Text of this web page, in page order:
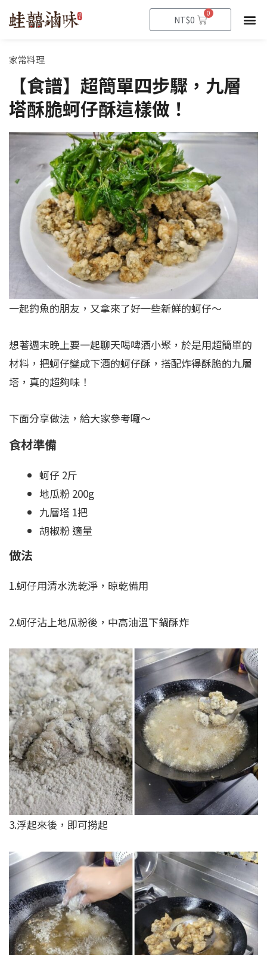
NT$0
0
購
物
籃
家常料理
【食譜】超簡單四步驟，九層
塔酥脆蚵仔酥這樣做！
一起釣魚的朋友，又拿來了好一些新鮮的蚵仔～
想著週末晚上要一起聊天喝啤酒小聚，於是用超簡單的
材料，把蚵仔變成下酒的蚵仔酥，搭配炸得酥脆的九層
塔，真的超夠味！
下面分享做法，給大家參考囉～
食材準備
蚵仔 2斤
地瓜粉 200g
九層塔 1把
胡椒粉 適量
做法
1.蚵仔用清水洗乾淨，晾乾備用
2.蚵仔沾上地瓜粉後，中高油溫下鍋酥炸
3.浮起來後，即可撈起